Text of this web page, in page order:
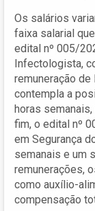
Os salários
faixa salarial
edital nº 005/
Infectologista,
remuneração
contempla a
horas
fim, o edital nº
em Segurança
semanais e um
remunerações,
como auxílio-
compensação